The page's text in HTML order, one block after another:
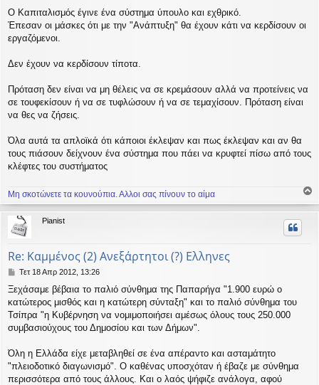
Ο Καπιταλισμός έγινε ένα σύστημα ύπουλο και εχθρικό.
Έπεσαν οι μάσκες ότι με την "Ανάπτυξη" θα έχουν κάτι να κερδίσουν οι
εργαζόμενοι.
Δεν έχουν να κερδίσουν τίποτα.
Πρόταση δεν είναι να μη θέλεις να σε κρεμάσουν αλλά να προτείνεις να
σε τουφεκίσουν ή να σε τυφλώσουν ή να σε τεμαχίσουν. Πρόταση είναι
να θες να ζήσεις.
Όλα αυτά τα απλοϊκά ότι κάποιοι έκλεψαν και πως έκλεψαν και αν θα
τους πιάσουν δείχνουν ένα σύστημα που πάει να κρυφτεί πίσω από τους
κλέφτες του συστήματος
Μη σκοτώνετε τα κουνούπια. Αλλοι σας πίνουν το αίμα
ο
ρ
Pianist
Re: Καμμένος (2) Ανεξάρτητοι (?) Ελληνες
Δ
μ
ο
σ
ί
ε
σ
η
Τετ 18 Απρ 2012, 13:26
Ξεχάσαμε βέβαια το παλιό σύνθημα της Παπαρήγα "1.900 ευρώ ο
κατώτερος μισθός και η κατώτερη σύνταξη" και το παλιό σύνθημα του
Τσίπρα "η Κυβέρνηση να νομιμοποιήσει αμέσως όλους τους 250.000
συμβασιούχους του Δημοσίου και των Δήμων".
Όλη η Ελλάδα είχε μεταβληθεί σε ένα απέραντο και ασταμάτητο
"πλειοδοτικό διαγωνισμό". Ο καθένας υποσχόταν ή έβαζε με σύνθημα
περισσότερα από τους άλλους. Και ο λαός ψήφιζε ανάλογα, αφού